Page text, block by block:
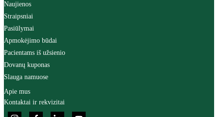
Naujienos
Straipsniai
Pasiūlymai
Apmokėjimo būdai
Pacientams iš užsienio
Dovanų kuponas
Slauga namuose
Apie mus
Kontaktai ir rekvizitai